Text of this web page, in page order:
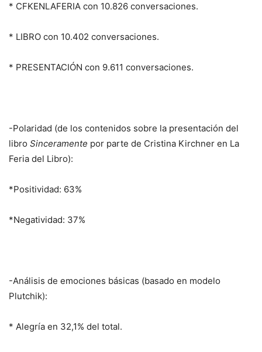
* CFKENLAFERIA con 10.826 conversaciones.
* LIBRO con 10.402 conversaciones.
* PRESENTACIÓN con 9.611 conversaciones.
-Polaridad (de los contenidos sobre la presentación del
libro Sinceramente por parte de Cristina Kirchner en La
Feria del Libro):
*Positividad: 63%
*Negatividad: 37%
-Análisis de emociones básicas (basado en modelo
Plutchik):
* Alegría en 32,1% del total.